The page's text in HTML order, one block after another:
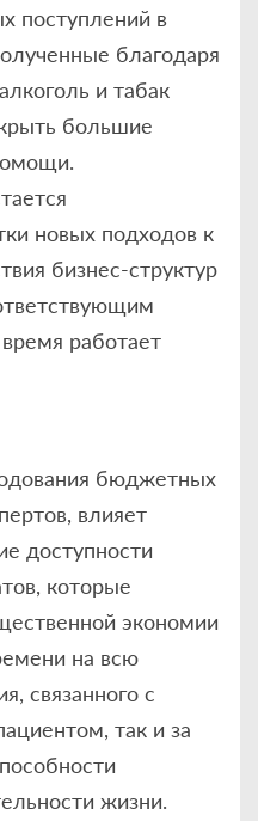
поступлений в
благодаря
и табак
большие
новых подходов к
бизнес-структур
работает
бюджетных
влияет
доступности
которые
экономии
на всю
связанного с
так и за
жизни.